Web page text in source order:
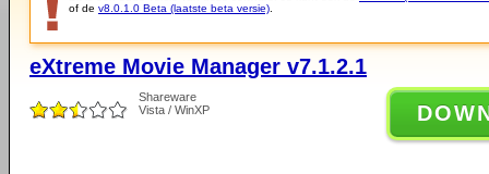
of de v8.0.1.0 Beta (laatste beta versie)
eXtreme Movie Manager v7.1.2.1
Shareware
Vista / WinXP